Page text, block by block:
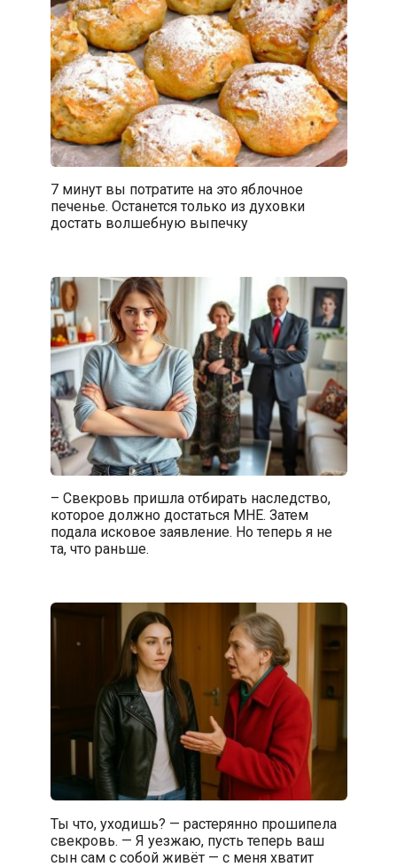
7 минут вы потратите на это яблочное
печенье. Останется только из духовки
достать волшебную выпечку
– Свекровь пришла отбирать наследство,
которое должно достаться МНЕ. Затем
подала исковое заявление. Но теперь я не
та, что раньше.
Ты что, уходишь? — растерянно прошипела
свекровь. — Я уезжаю, пусть теперь ваш
сын сам с собой живёт — с меня хватит